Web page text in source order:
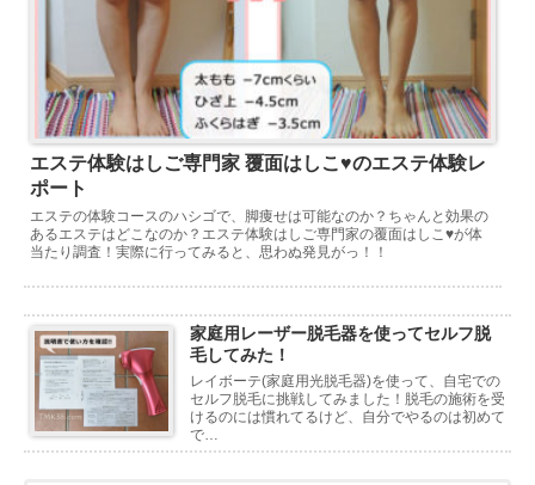
エステ体験はしご専門家 覆面はしこ♥のエステ体験レ
ポート
エステの体験コースのハシゴで、脚痩せは可能なのか？ちゃんと効果の
あるエステはどこなのか？エステ体験はしご専門家の覆面はしこ♥が体
当たり調査！実際に行ってみると、思わぬ発見がっ！！
家庭用レーザー脱毛器を使ってセルフ脱
毛してみた！
レイボーテ(家庭用光脱毛器)を使って、自宅での
セルフ脱毛に挑戦してみました！脱毛の施術を受
けるのには慣れてるけど、自分でやるのは初めて
で…